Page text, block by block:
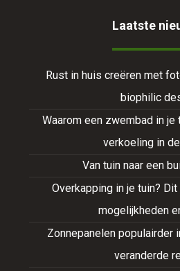
Laatste
Rust in huis creëren met
biophilic
Waarom een zwembad in je
verkoeling in
Van tuin naar een
Overkapping in je tuin?
mogelijkheden
Zonnepanelen populairder
veranderde